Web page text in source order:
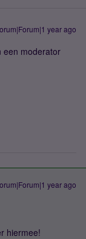
year ago
een moderator
year ago
hiermee!